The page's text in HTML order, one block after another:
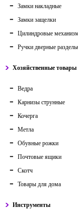
Замки накладные
Замки защелки
Цилиндровые
Ручки дверные
Хозяйственные товары
Ведра
Карнизы струнные
Кочерга
Метла
Обувные рожки
Почтовые ящики
Скотч
Товары для дома
Инструменты